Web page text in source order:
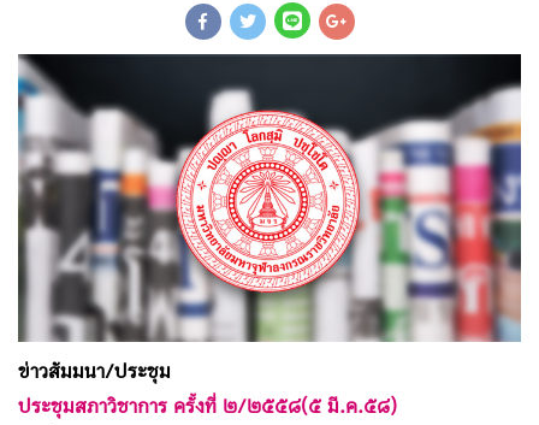
ข่าวสัมมนา/ประชุม
ประชุมสภาวิชาการ ครั้งที่ ๒/๒๕๕๘(๕ มี.ค.๕๘)